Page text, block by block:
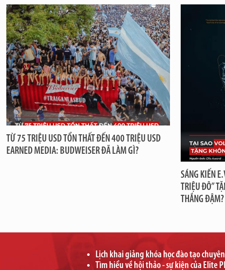
TỪ 75 TRIỆU USD TỔN THẤT ĐẾN 400 TRIỆU USD
EARNED MEDIA: BUDWEISER ĐÃ LÀM GÌ?
SÁNG KIẾN
TRIỆU ĐÔ”
THẮNG ĐẬM?
Lịch khai giảng khóa học đào tạo
Tìm hiểu về hội thảo - sự kiện của Elite